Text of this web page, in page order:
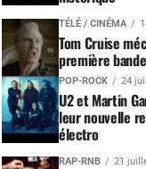
TÉLÉ / CINÉMA
Tom Cruise
première
POP-ROCK 24
U2 et Martin
leur nouvelle
électro
RAP-RNB 21